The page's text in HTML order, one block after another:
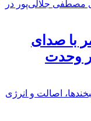
با صدای
وحدت